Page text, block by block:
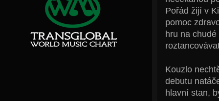
Pořád žijí v
pomoc
hru na
Kouzlo
debutu
hlavní stan,